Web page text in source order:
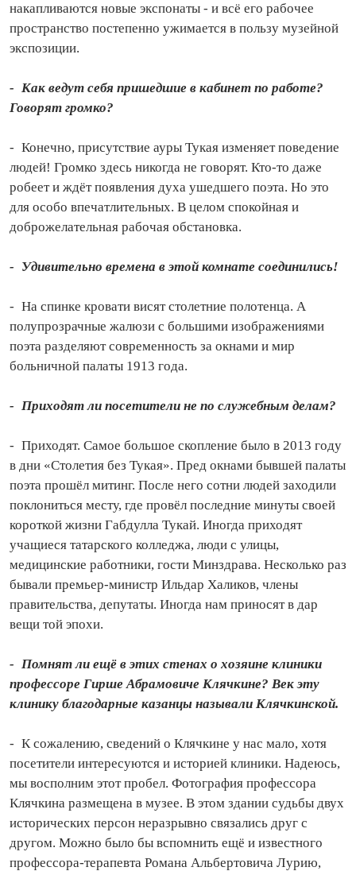
накапливаются новые экспонаты - и всё его рабочее
пространство постепенно ужимается в пользу музейной
экспозиции.
- Как ведут себя пришедшие в кабинет по работе?
Говорят громко?
- Конечно, присутствие ауры Тукая изменяет поведение
людей! Громко здесь никогда не говорят. Кто‑то даже
робеет и ждёт появления духа ушедшего поэта. Но это
для особо впечатлительных. В целом спокойная и
доброжелательная рабочая обстановка.
- Удивительно времена в этой комнате соединились!
- На спинке кровати висят столетние полотенца. А
полупрозрачные жалюзи с большими изображениями
поэта разделяют современность за окнами и мир
больничной палаты 1913 года.
- Приходят ли посетители не по служебным делам?
- Приходят. Самое большое скопление было в 2013 году
в дни «Столетия без Тукая». Пред окнами бывшей палаты
поэта прошёл митинг. После него сотни людей заходили
поклониться месту, где провёл последние минуты своей
короткой жизни Габдулла Тукай. Иногда приходят
учащиеся татарского колледжа, люди с улицы,
медицинские работники, гости Минздрава. Несколько раз
бывали премьер‑министр Ильдар Халиков, члены
правительства, депутаты. Иногда нам приносят в дар
вещи той эпохи.
- Помнят ли ещё в этих стенах о хозяине клиники
профессоре Гирше Абрамовиче Клячкине? Век эту
клинику благодарные казанцы называли Клячкинской.
- К сожалению, сведений о Клячкине у нас мало, хотя
посетители интересуются и историей клиники. Надеюсь,
мы восполним этот пробел. Фотография профессора
Клячкина размещена в музее. В этом здании судьбы двух
исторических персон неразрывно связались друг с
другом. Можно было бы вспомнить ещё и известного
профессора‑терапевта Романа Альбертовича Лурию,